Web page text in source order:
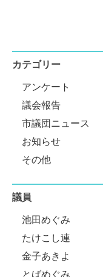
カテゴリー
アンケート
議会報告
市議団ニュース
お知らせ
その他
議員
池田めぐみ
たけこし連
金子あきよ
とばめぐみ